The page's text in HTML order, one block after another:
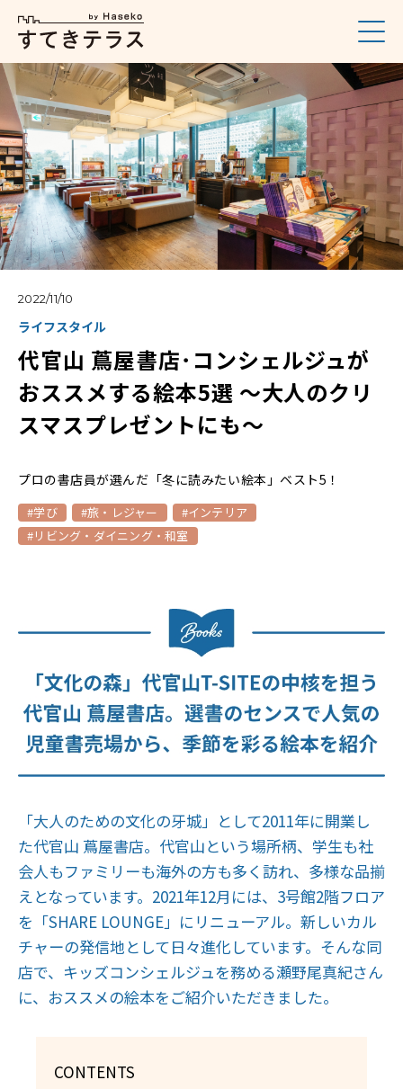
2022/11/10
ライフスタイル
代官山 蔦屋書店･コンシェルジュが
おススメする絵本5選 〜大人のクリ
スマスプレゼントにも〜
プロの書店員が選んだ「冬に読みたい絵本」ベスト5！
#学び #旅・レジャー
#インテリア
#リビング・ダイニング・和室
「大人のための文化の牙城」として2011年に開業し
た代官山 蔦屋書店。代官山という場所柄、学生も社
会人もファミリーも海外の方も多く訪れ、多様な品揃
えとなっています。2021年12月には、3号館2階フロア
を「SHARE LOUNGE」にリニューアル。新しいカル
チャーの発信地として日々進化しています。そんな同
店で、キッズコンシェルジュを務める瀬野尾真紀さん
に、おススメの絵本をご紹介いただきました。
CONTENTS